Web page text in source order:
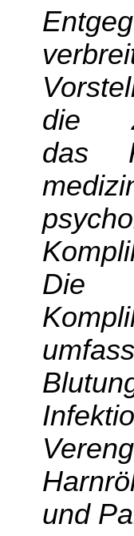
die
das
Die
und